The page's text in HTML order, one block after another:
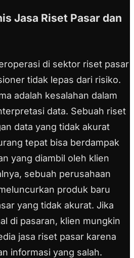
Jasa Riset Pasar dan
di sektor riset pasar
tidak lepas dari risiko.
adalah kesalahan dalam
data. Sebuah riset
data yang tidak akurat
tepat bisa berdampak
yang diambil oleh klien
sebuah perusahaan
produk baru
yang tidak akurat. Jika
di pasaran, klien mungkin
jasa riset pasar karena
informasi yang salah.